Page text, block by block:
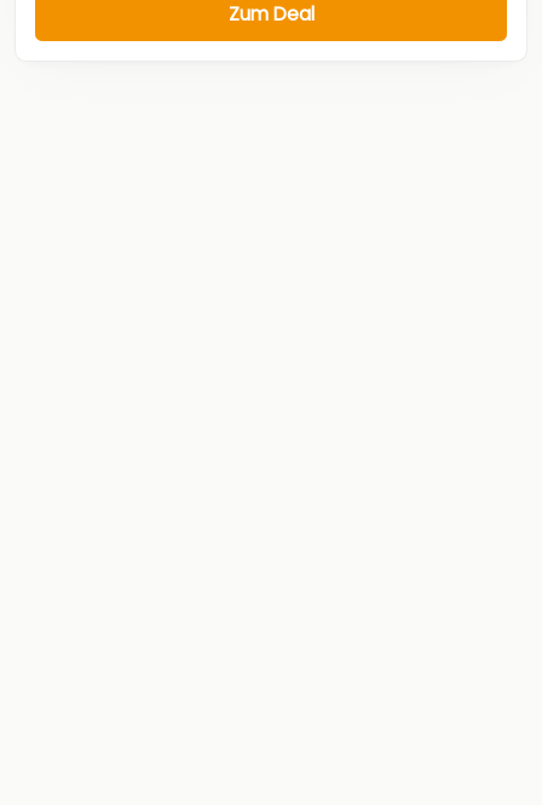
Zum Deal